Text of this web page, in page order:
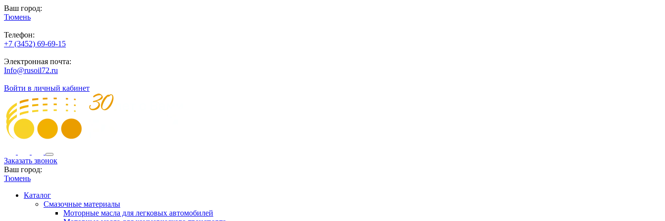
Ваш город:
Тюмень
Телефон:
+7 (3452) 69-69-15
Электронная почта:
Info@rusoil72.ru
Войти в личный кабинет
Заказать звонок
Ваш город:
Тюмень
Каталог
Смазочные материалы
Моторные масла для легковых автомобилей